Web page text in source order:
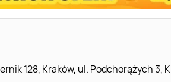
128, Kraków, ul. Podchorążych 3,